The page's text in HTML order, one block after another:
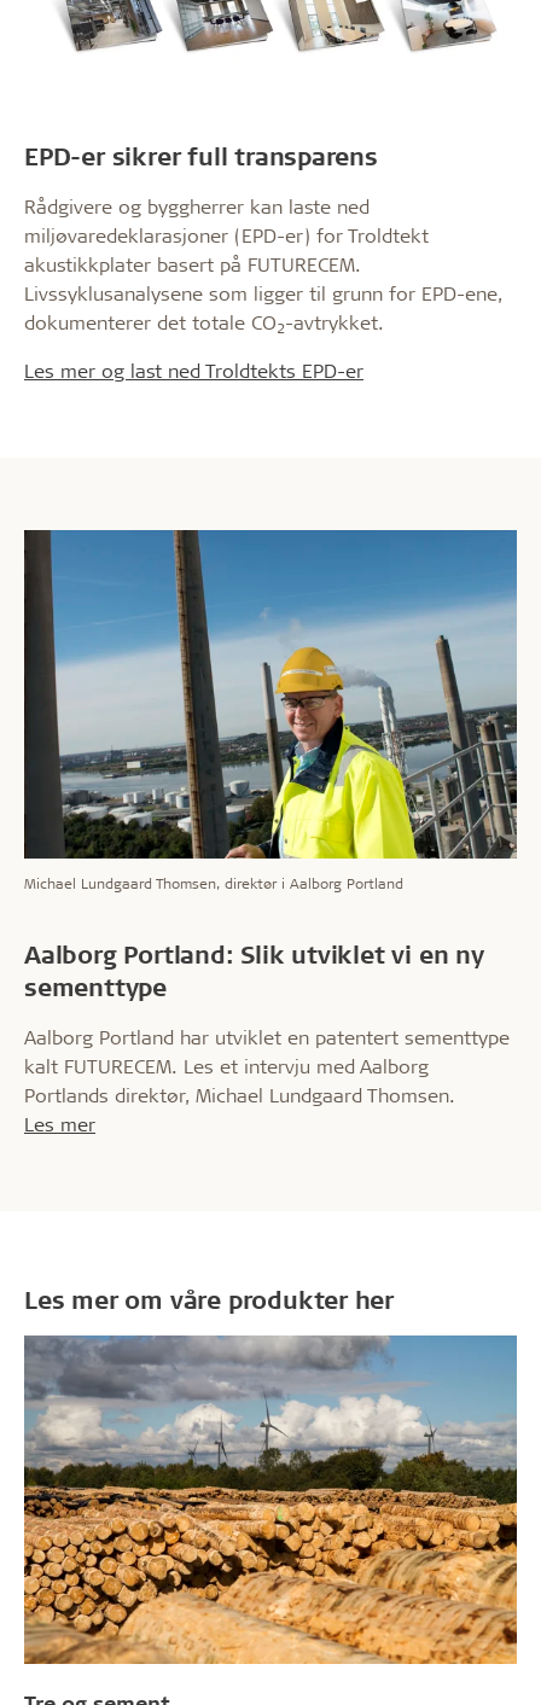
EPD-er sikrer full transparens
Rådgivere og byggherrer kan laste ned
miljøvaredeklarasjoner (EPD-er) for Troldtekt
akustikkplater basert på FUTURECEM.
Livssyklusanalysene som ligger til grunn for EPD-ene,
dokumenterer det totale CO2-avtrykket.
Les mer og last ned Troldtekts EPD-er
Michael Lundgaard Thomsen, direktør i Aalborg Portland
Aalborg Portland: Slik utviklet vi en ny
sementtype
Aalborg Portland har utviklet en patentert sementtype
kalt FUTURECEM. Les et intervju med Aalborg
Portlands direktør, Michael Lundgaard Thomsen.
Les mer
Les mer om våre produkter her